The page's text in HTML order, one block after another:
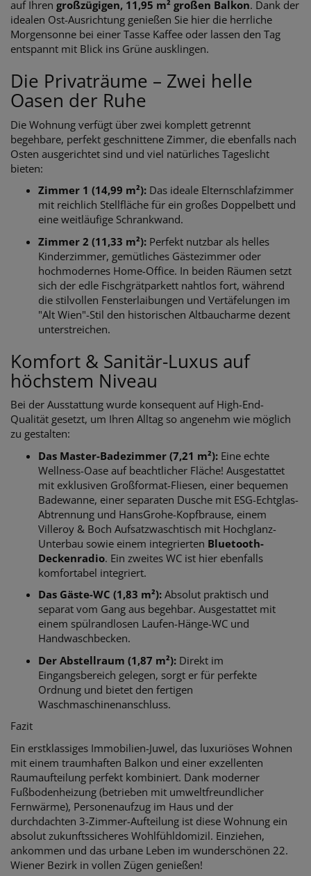
auf Ihren großzügigen, 11,95 m² großen Balkon. Dank der
idealen Ost-Ausrichtung genießen Sie hier die herrliche
Morgensonne bei einer Tasse Kaffee oder lassen den Tag
entspannt mit Blick ins Grüne ausklingen.
Die Privaträume – Zwei helle
Oasen der Ruhe
Die Wohnung verfügt über zwei komplett getrennt
begehbare, perfekt geschnittene Zimmer, die ebenfalls nach
Osten ausgerichtet sind und viel natürliches Tageslicht
bieten:
Zimmer 1 (14,99 m²): Das ideale Elternschlafzimmer
mit reichlich Stellfläche für ein großes Doppelbett und
eine weitläufige Schrankwand.
Zimmer 2 (11,33 m²): Perfekt nutzbar als helles
Kinderzimmer, gemütliches Gästezimmer oder
hochmodernes Home-Office. In beiden Räumen setzt
sich der edle Fischgrätparkett nahtlos fort, während
die stilvollen Fensterlaibungen und Vertäfelungen im
"Alt Wien"-Stil den historischen Altbaucharme dezent
unterstreichen.
Komfort & Sanitär-Luxus auf
höchstem Niveau
Bei der Ausstattung wurde konsequent auf High-End-
Qualität gesetzt, um Ihren Alltag so angenehm wie möglich
zu gestalten:
Das Master-Badezimmer (7,21 m²): Eine echte
Wellness-Oase auf beachtlicher Fläche! Ausgestattet
mit exklusiven Großformat-Fliesen, einer bequemen
Badewanne, einer separaten Dusche mit ESG-Echtglas-
Abtrennung und HansGrohe-Kopfbrause, einem
Villeroy & Boch Aufsatzwaschtisch mit Hochglanz-
Unterbau sowie einem integrierten Bluetooth-
Deckenradio. Ein zweites WC ist hier ebenfalls
komfortabel integriert.
Das Gäste-WC (1,83 m²): Absolut praktisch und
separat vom Gang aus begehbar. Ausgestattet mit
einem spülrandlosen Laufen-Hänge-WC und
Handwaschbecken.
Der Abstellraum (1,87 m²): Direkt im
Eingangsbereich gelegen, sorgt er für perfekte
Ordnung und bietet den fertigen
Waschmaschinenanschluss.
Fazit
Ein erstklassiges Immobilien-Juwel, das luxuriöses Wohnen
mit einem traumhaften Balkon und einer exzellenten
Raumaufteilung perfekt kombiniert. Dank moderner
Fußbodenheizung (betrieben mit umweltfreundlicher
Fernwärme), Personenaufzug im Haus und der
durchdachten 3-Zimmer-Aufteilung ist diese Wohnung ein
absolut zukunftssicheres Wohlfühldomizil. Einziehen,
ankommen und das urbane Leben im wunderschönen 22.
Wiener Bezirk in vollen Zügen genießen!